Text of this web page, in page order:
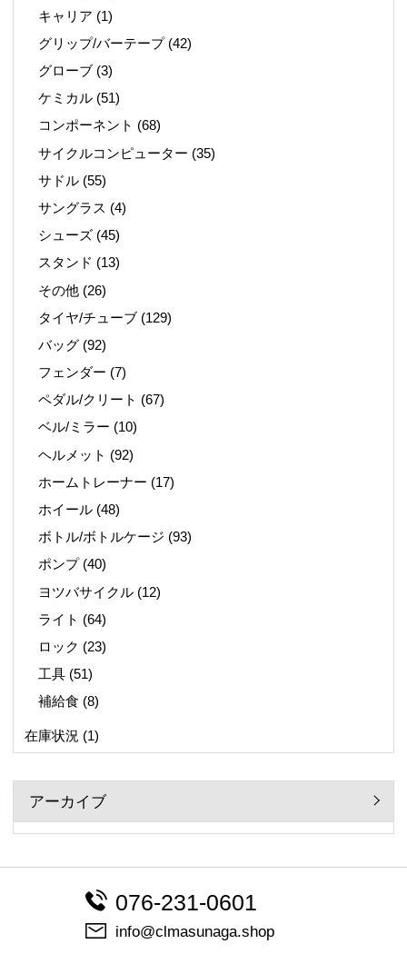
キャリア (1)
グリップ/バーテープ(42)
グローブ (3)
ケミカル (51)
コンポーネント (68)
サイクルコンピューター (35)
サドル (55)
サングラス (4)
シューズ (45)
スタンド (13)
その他 (26)
タイヤ/チューブ (129)
バッグ (92)
フェンダー (7)
ペダル/クリート (67)
ベル/ミラー (10)
ヘルメット (92)
ホームトレーナー (17)
ホイール (48)
ボトル/ボトルケージ (93)
ポンプ(40)
ヨツバサイクル (12)
ライト (64)
ロック (23)
工具 (51)
補給食 (8)
在庫状況 (1)
アーカイブ
076-231-0601
info@clmasunaga.shop